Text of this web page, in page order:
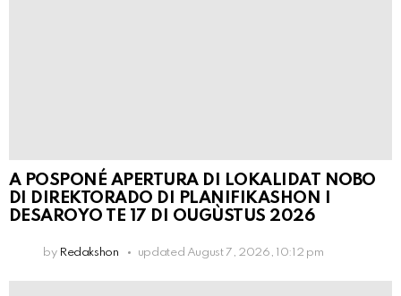
A POSPONÉ APERTURA DI LOKALIDAT NOBO
DI DIREKTORADO DI PLANIFIKASHON I
DESAROYO TE 17 DI OUGÙSTUS 2026
by Redakshon updated August 7, 2026, 10:12 pm